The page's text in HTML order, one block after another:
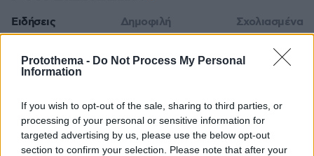
Protothema - Do Not Process My Personal
Information
If you wish to opt-out of the sale, sharing to third parties, or
processing of your personal or sensitive information for
targeted advertising by us, please use the below opt-out
section to confirm your selection. Please note that after your
Ειδήσεις Δημοφιλή Σχολιασμένα
Η φωτογραφία της 61χρονης Ελίζαμπεθ Χάρλεϊ με
πριν 8 λεπτά
Ο «Δράκος» του Λονδίνου: 40χρονος με προβλήματα
όρασης σκότωνε και βίαζε γυναίκες, η αστυνομία τον
είχε συλλάβει και τον άφησε ελεύθερο
πριν 14 λεπτά